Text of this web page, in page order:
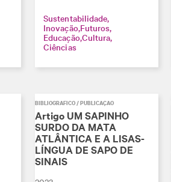
Sustentabilidade
InovaçãoFuturos
EducaçãoCultura
Ciências
BIBLIOGRÁFICO / PUBLICAÇÃO
Artigo UM SAPINHO
SURDO DA MATA
ATLÂNTICA E A LISAS-
LÍNGUA DE SAPO DE
SINAIS